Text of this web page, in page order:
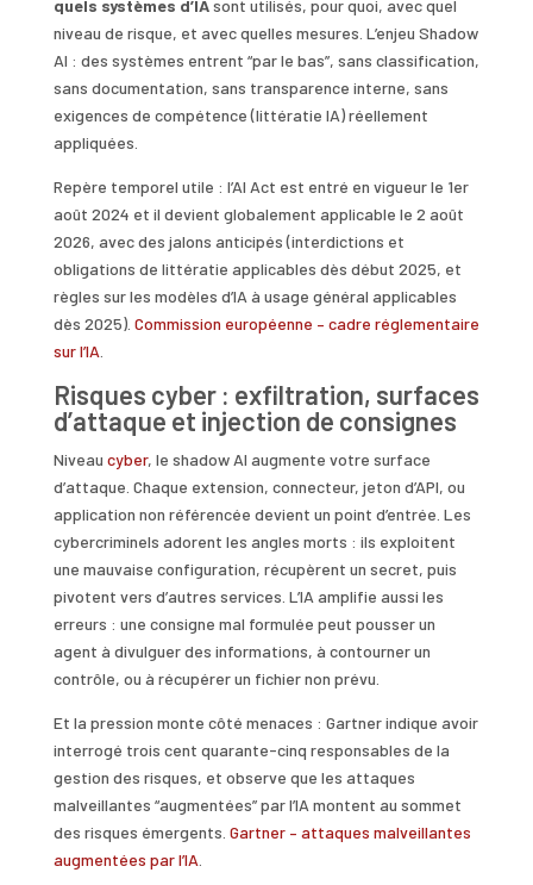
quels systèmes d’IAsont utilisés, pour quoi, avec quel
niveau de risque, et avec quelles mesures. L’enjeu Shadow
AI : des systèmes entrent “par le bas”, sans classification,
sans documentation, sans transparence interne, sans
exigences de compétence (littératie IA) réellement
appliquées.
Repère temporel utile : l’AI Act est entré en vigueur le 1er
août 2024 et il devient globalement applicable le 2 août
2026, avec des jalons anticipés (interdictions et
obligations de littératie applicables dès début 2025, et
règles sur les modèles d’IA à usage général applicables
dès 2025). Commission européenne – cadre réglementaire
sur l’IA
Risques cyber : exfiltration, surfaces
d’attaque et injection de consignes
Niveau cyber, le shadow AI augmente votre surface
d’attaque. Chaque extension, connecteur, jeton d’API, ou
application non référencée devient un point d’entrée. Les
cybercriminels adorent les angles morts : ils exploitent
une mauvaise configuration, récupèrent un secret, puis
pivotent vers d’autres services. L’IA amplifie aussi les
erreurs : une consigne mal formulée peut pousser un
agent à divulguer des informations, à contourner un
contrôle, ou à récupérer un fichier non prévu.
Et la pression monte côté menaces : Gartner indique avoir
interrogé trois cent quarante-cinq responsables de la
gestion des risques, et observe que les attaques
malveillantes “augmentées” par l’IA montent au sommet
des risques émergents. Gartner – attaques malveillantes
augmentées par l’IA